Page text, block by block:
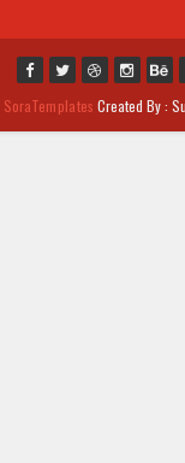
SoraTemplates Created By :